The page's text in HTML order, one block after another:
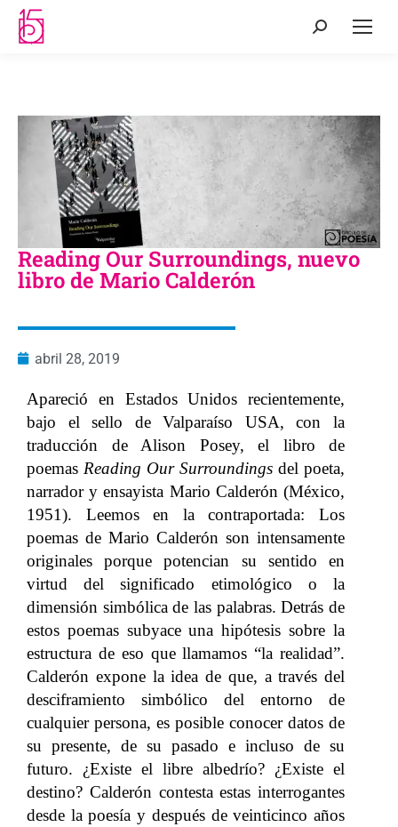
Reading Our Surroundings, nuevo
libro de Mario Calderón
abril 28, 2019
Apareció en Estados Unidos recientemente,
bajo el sello de Valparaíso USA, con la
traducción de Alison Posey, el libro de
poemas Reading Our Surroundings del poeta,
narrador y ensayista Mario Calderón (México,
1951). Leemos en la contraportada: Los
poemas de Mario Calderón son intensamente
originales porque potencian su sentido en
virtud del significado etimológico o la
dimensión simbólica de las palabras. Detrás de
estos poemas subyace una hipótesis sobre la
estructura de eso que llamamos “la realidad”.
Calderón expone la idea de que, a través del
desciframiento simbólico del entorno de
cualquier persona, es posible conocer datos de
su presente, de su pasado e incluso de su
futuro. ¿Existe el libre albedrío? ¿Existe el
destino? Calderón contesta estas interrogantes
desde la poesía y después de veinticinco años